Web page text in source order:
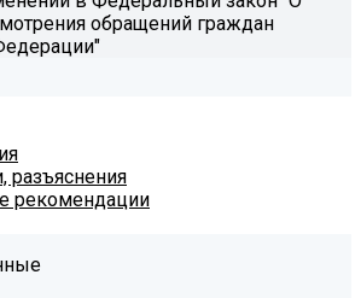
обращений граждан
разъяснения
рекомендации